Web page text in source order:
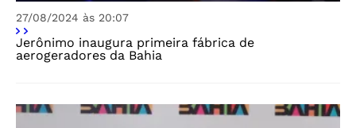
27/08/2024 às 20:07
Jerônimo inaugura primeira fábrica de
aerogeradores da Bahia